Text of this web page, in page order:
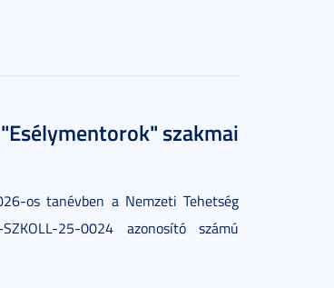
szakmai
os tanévben a Nemzeti Tehetség
25-0024 azonosító számú